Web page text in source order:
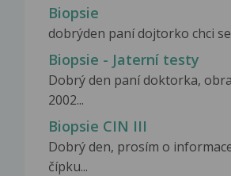
Biopsie
dobrýden paní dojtorko chci
Biopsie - Jaterní testy
Dobrý den paní doktorka,
2002...
Biopsie CIN III
Dobrý den, prosím o
čípku...